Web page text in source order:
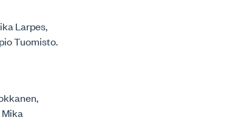
Larpes,
Tuomisto.